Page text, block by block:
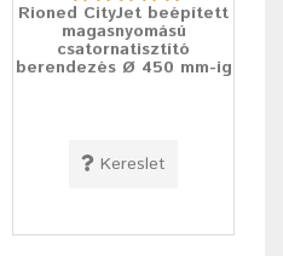
Rioned CityJet beépített
magasnyomású
csatornatisztító
berendezés Ø 450 mm-ig
Kereslet